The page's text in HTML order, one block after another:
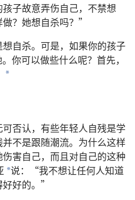
子故意弄伤自己，不禁想
？她想自杀吗？”
自杀。可是，如果你的孩子
你可以做些什么呢？首先，
*
可否认，有些年轻人自残是学
不是跟随潮流。为什么这样
害自己，而且对自己的这种
*说：“我不想让任何人知道
好的。”